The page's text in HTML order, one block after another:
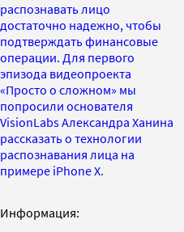
распознавать лицо
достаточно надежно, чтобы
подтверждать финансовые
операции. Для первого
эпизода видеопроекта
«Просто о сложном» мы
попросили основателя
VisionLabs Александра Ханина
рассказать о технологии
распознавания лица на
примере iPhone X.
Информация: